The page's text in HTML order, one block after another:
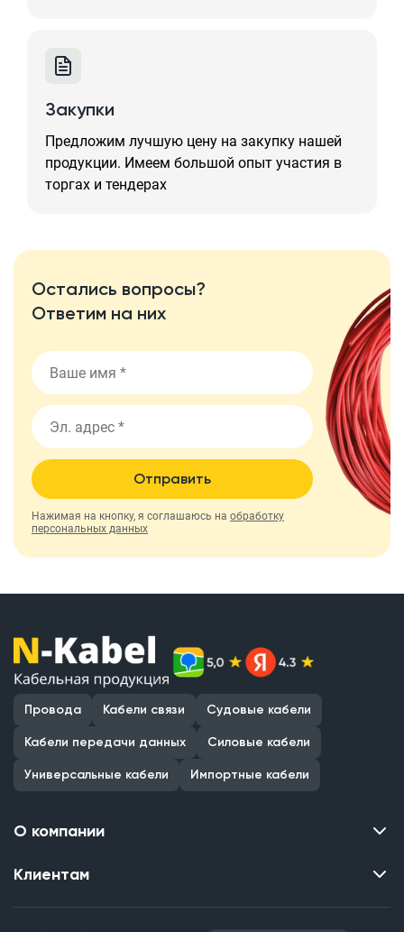
Закупки
Предложим лучшую цену на закупку нашей
продукции. Имеем большой опыт участия в
торгах и тендерах
Остались вопросы?
Ответим на них
Отправить
Нажимая на кнопку, я соглашаюсь на обработку
персональных данных
Провода Кабели связи Судовые кабели
Кабели передачи данных Силовые кабели
Универсальные кабели Импортные кабели
О компании
Контакты
Клиентам